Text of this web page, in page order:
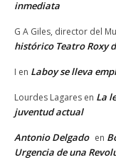
inmediata
G A Giles, director del
histórico Teatro Roxy
I en Laboy se lleva
Lourdes Lagares en La
juventud actual
Antonio Delgado en
Urgencia de una